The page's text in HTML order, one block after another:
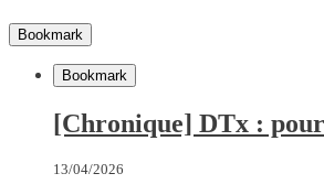
Bookmark
Bookmark
[Chronique] DTx :
13/04/2026